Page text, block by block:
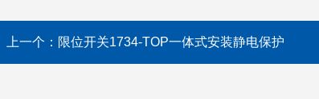
上一个： 限位开关1734-TOP一体式安装静电保护